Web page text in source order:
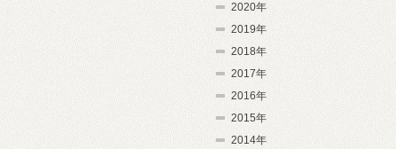
2020年
2019年
2018年
2017年
2016年
2015年
2014年